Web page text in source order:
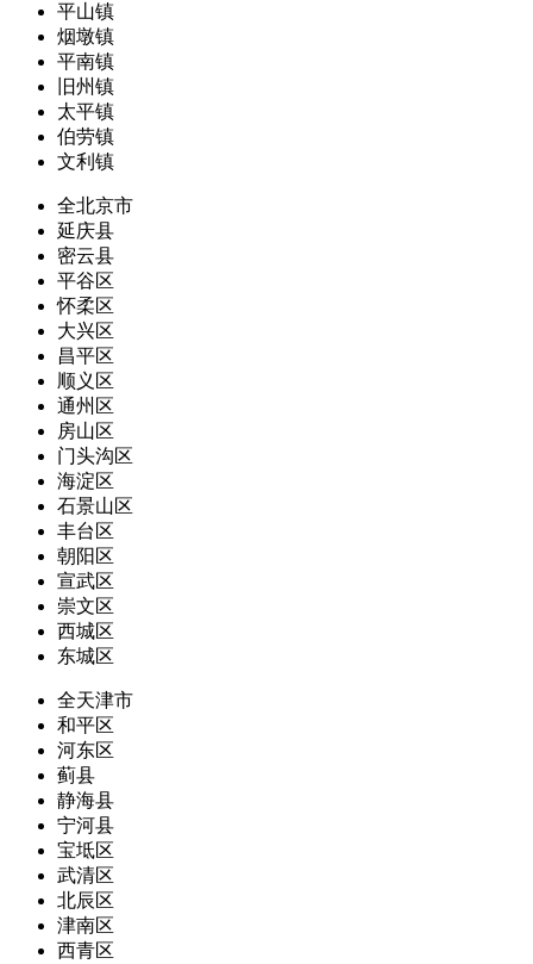
平山镇
烟墩镇
平南镇
旧州镇
太平镇
伯劳镇
文利镇
全北京市
延庆县
密云县
平谷区
怀柔区
大兴区
昌平区
顺义区
通州区
房山区
门头沟区
海淀区
石景山区
丰台区
朝阳区
宣武区
崇文区
西城区
东城区
全天津市
和平区
河东区
蓟县
静海县
宁河县
宝坻区
武清区
北辰区
津南区
西青区